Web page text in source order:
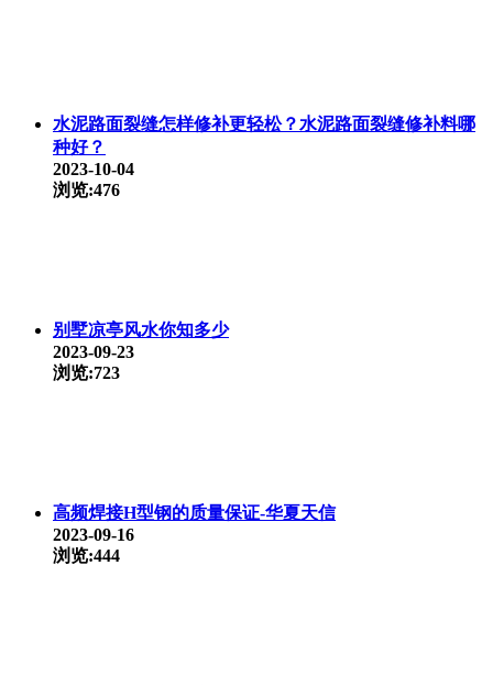
水泥路面裂缝怎样修补更轻松？水泥路面裂缝修补料哪
种好？
2023-10-04
浏览:476
别墅凉亭风水你知多少
2023-09-23
浏览:723
高频焊接H型钢的质量保证-华夏天信
2023-09-16
浏览:444